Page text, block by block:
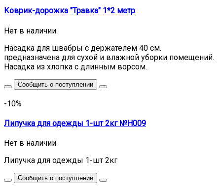
Коврик-дорожка "Травка" 1*2 метр
Нет в наличии
Насадка для швабры с держателем 40 см.
предназначена для сухой и влажной уборки помещений.
Насадка из хлопка с длинным ворсом.
Сообщить о поступлении
-10%
Липучка для одежды 1-шт 2кг №H009
Нет в наличии
Липучка для одежды 1-шт 2кг
Сообщить о поступлении